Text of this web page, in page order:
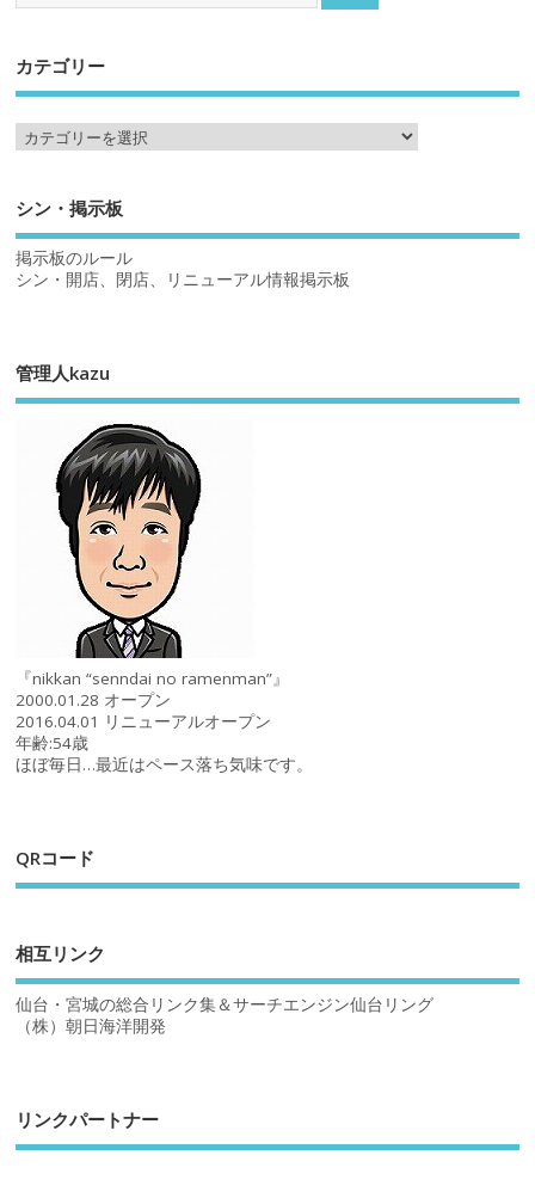
カテゴリー
シン・掲示板
掲示板のルール
シン・開店、閉店、リニューアル情報掲示板
管理人kazu
『nikkan “senndai no ramenman”』
2000.01.28 オープン
2016.04.01 リニューアルオープン
年齢:54歳
ほぼ毎日…最近はペース落ち気味です。
QRコード
相互リンク
仙台・宮城の総合リンク集＆サーチエンジン仙台リング
（株）朝日海洋開発
リンクパートナー